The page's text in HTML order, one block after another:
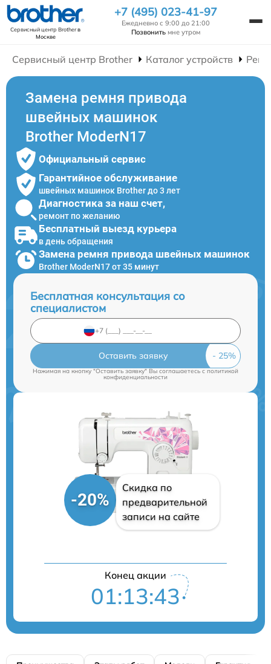
Сервисный центр Brotherв
Москве
+7 (495) 023-41-97
Ежедневно с 9:00 до 21:00
Позвонить мне утром
Сервисный центр Brother Каталог устройств
Замена ремня привода
швейных машинок
Brother ModerN17
Официальный сервис
Гарантийное обслуживание
швейных машинок Brother до 3 лет
Диагностика за наш счет,
ремонт по желанию
Бесплатный выезд курьера
в день обращения
Замена ремня привода швейных машинок
Brother ModerN17 от 35 минут
Бесплатная консультация со
специалистом
Оставить заявку
Нажимая на кнопку "Оставить заявку" Вы соглашаетесь cполитикой
конфиденциальности
-20%
Скидка по
предварительной
записи на сайте
Конец акции
01:13:42